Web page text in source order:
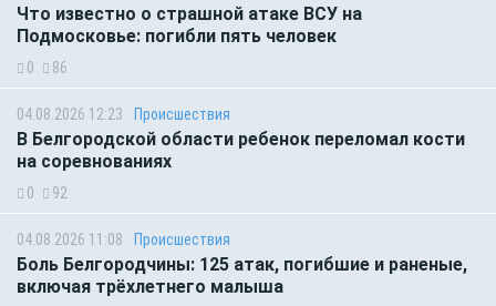
Что известно о страшной атаке ВСУ на
Подмосковье: погибли пять человек
0 86
04.08.2026 12:23 Происшествия
В Белгородской области ребенок переломал кости
на соревнованиях
0 92
04.08.2026 11:08 Происшествия
Боль Белгородчины: 125 атак, погибшие и раненые,
включая трёхлетнего малыша